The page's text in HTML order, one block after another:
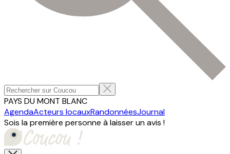
PAYS DU MONT BLANC
AgendaActeurs locauxRandonnéesJournal
Sois la première personne à laisser un avis !